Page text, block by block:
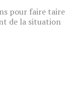
pour faire taire
de la situation